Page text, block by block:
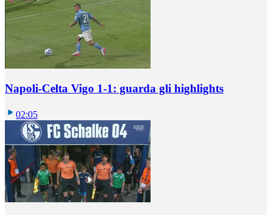
Napoli-Celta Vigo 1-1: guarda gli highlights
02:05